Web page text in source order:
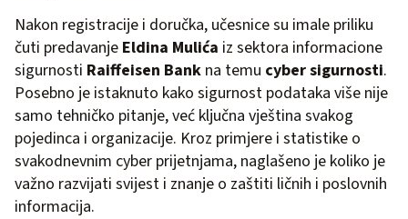
Nakon registracije i doručka, učesnice su imale priliku
čuti predavanje Eldina Mulića iz sektora informacione
sigurnosti Raiffeisen Bank na temu cyber sigurnosti.
Posebno je istaknuto kako sigurnost podataka više nije
samo tehničko pitanje, već ključna vještina svakog
pojedinca i organizacije. Kroz primjere i statistike o
svakodnevnim cyber prijetnjama, naglašeno je koliko je
važno razvijati svijest i znanje o zaštiti ličnih i poslovnih
informacija.